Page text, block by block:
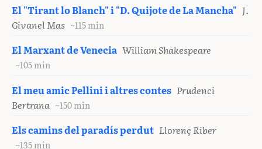
El "Tirant lo Blanch" i "D. Quijote de La Mancha" J.
Givanel Mas ~115 min
El Marxant de Venecia William Shakespeare
~105 min
El meu amic Pellini i altres contes Prudenci
Bertrana ~150 min
Els camins del paradís perdut Llorenç Riber
~135 min